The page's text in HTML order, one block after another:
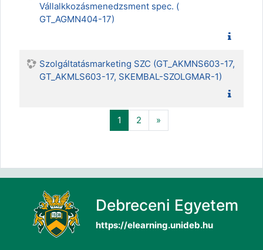
Vállalkkozásmenedzsment spec. (
GT_AGMN404-17)
Szolgáltatásmarketing SZC (GT_AKMNS603-17,
GT_AKMLS603-17, SKEMBAL-SZOLGMAR-1)
1 (aktuális)
2 »Következő
Debreceni Egyetem
https://elearning.unideb.hu